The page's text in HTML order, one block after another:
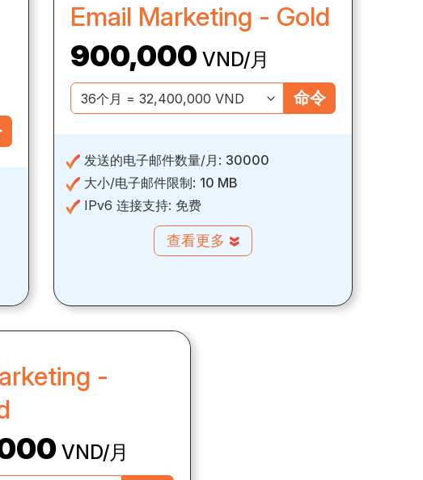
Email Marketing - Gold
900,000 VND/月
命令
发送的电子邮件数量/月: 30000
大小/电子邮件限制: 10 MB
IPv6 连接支持: 免费
查看更多
-
VND/月